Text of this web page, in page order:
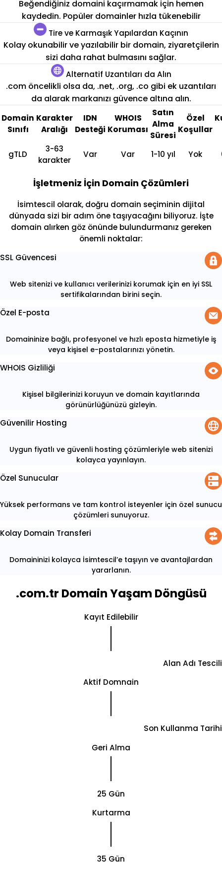
Beğendiğiniz domaini kaçırmamak için hemen
kaydedin. Popüler domainler hızla tükenebilir
Tire ve Karmaşık Yapılardan Kaçının
Kolay okunabilir ve yazılabilir bir domain, ziyaretçilerin
sizi daha rahat bulmasını sağlar.
Alternatif Uzantıları da Alın
.com öncelikli olsa da, .net, .org, .co gibi ek uzantıları
da alarak markanızı güvence altına alın.
Domain
Sınıfı
Karakter
Aralığı
IDN
Desteği
WHOIS
Koruması
Satın
Alma
Süresi
Özel
Koşullar
gTLD
3-63
karakter
Var Var 1-10 yıl Yok
İşletmeniz İçin Domain Çözümleri
İsimtescil olarak, doğru domain seçiminin dijital
dünyada sizi bir adım öne taşıyacağını biliyoruz. İşte
domain alırken göz önünde bulundurmanız gereken
önemli noktalar:
SSL Güvencesi
Web sitenizi ve kullanıcı verilerinizi korumak için en iyi SSL
sertifikalarından birini seçin.
Özel E-posta
Domaininize bağlı, profesyonel ve hızlı eposta hizmetiyle iş
veya kişisel e-postalarınızı yönetin.
WHOIS Gizliliği
Kişisel bilgilerinizi koruyun ve domain kayıtlarında
görünürlüğünüzü gizleyin.
Güvenilir Hosting
Uygun fiyatlı ve güvenli hosting çözümleriyle web sitenizi
kolayca yayınlayın.
Özel Sunucular
Yüksek performans ve tam kontrol isteyenler için özel sunucu
çözümleri sunuyoruz.
Kolay Domain Transferi
Domaininizi kolayca İsimtescil’e taşıyın ve avantajlardan
yararlanın.
.com.tr Domain Yaşam Döngüsü
Kayıt Edilebilir
Alan Adı Tescili
Aktif Domnain
Son Kullanma Tarihi
Geri Alma
25 Gün
Kurtarma
35 Gün